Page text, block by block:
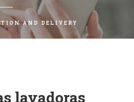
AND DELIVERY
lavadoras